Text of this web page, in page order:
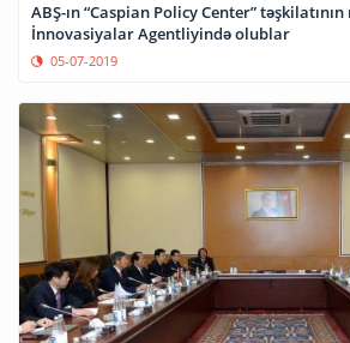
ABŞ-ın “Caspian Policy Center”
İnnovasiyalar Agentliyində olublar
05-07-2019